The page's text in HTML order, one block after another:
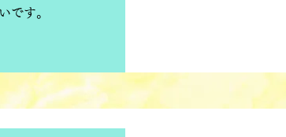
です。